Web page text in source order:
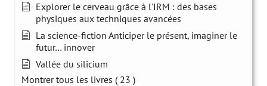
Explorer le cerveau grâce à l'IRM : des bases
physiques aux techniques avancées
La science-fiction Anticiper le présent, imaginer le
futur… innover
Vallée du silicium
Montrer tous les livres ( 23 )